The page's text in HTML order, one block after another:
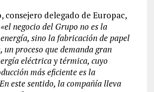
consejero delegado de Europac,
«el negocio del Grupo no es la
sino la fabricación de papel
un proceso que demanda gran
eléctrica y térmica, cuyo
más eficiente es la
este sentido, la compañía lleva